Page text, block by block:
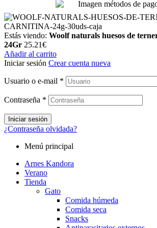
Estás viendo: Woolf naturals huesos de
24Gr 25.21€
Añadir al carrito
Iniciar sesión Crear cuenta nueva
Usuario o e-mail *
Contraseña *
Iniciar sesión
¿Contraseña olvidada?
Menú principal
Arnes Kandora
Verano
Tienda
Gato
Comida húmeda
Comida seca
Snacks